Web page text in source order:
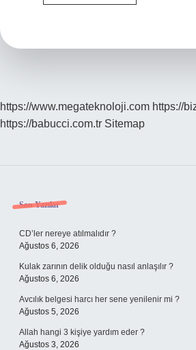
Basamak
https://www.megateknoloji.com https://
https://babucci.com.tr Sitemap
Sidebar
Son Yazılar
CD’ler nereye atılmalıdır ?
Ağustos 6, 2026
Kulak zarının delik olduğu nasıl anlaşılır ?
Ağustos 6, 2026
Avcılık belgesi harcı her sene yenilenir mi ?
Ağustos 5, 2026
Allah hangi 3 kişiye yardım eder ?
Ağustos 3, 2026